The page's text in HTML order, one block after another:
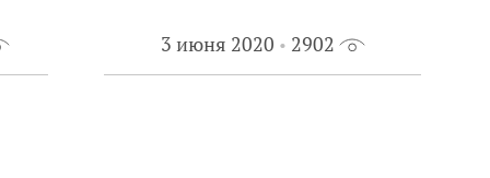
3 июня 2020 2902